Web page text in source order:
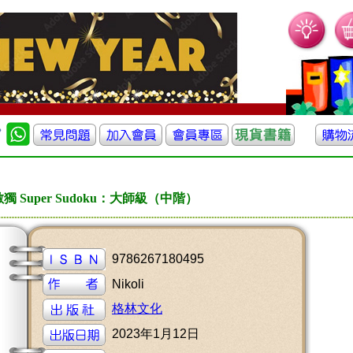
Super Sudoku：大師級（中階）
9786267180495
Nikoli
格林文化
2023年1月12日